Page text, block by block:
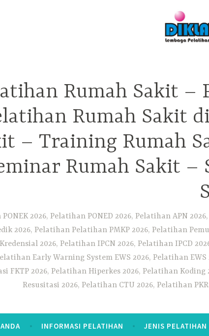
Rumah Sakit –
Rumah Sakit
– Training Rumah
Rumah Sakit –
2026, Pelatihan PONED 2026, Pelatihan APN
2026, Pelatihan Pelatihan PMKP 2026, Pelatihan
2026, Pelatihan IPCN 2026, Pelatihan IPCD
Early Warning System EWS 2026, Pelatihan
FKTP 2026, Pelatihan Hiperkes 2026, Pelatihan
Resusitasi 2026, Pelatihan CTU 2026, Pelatihan
INFORMASI PELATIHAN JENIS PELATIHAN